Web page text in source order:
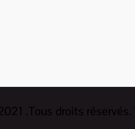
.Tous droits réservés.